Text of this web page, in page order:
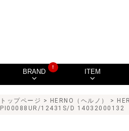
BRAND
!
ITEM
トップページ > HERNO（ヘルノ）
>
PI00088UR/12431S/D 14032000132